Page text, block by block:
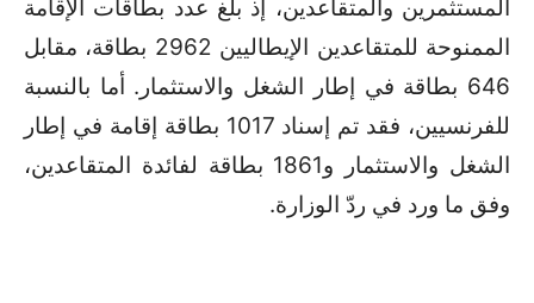
المستثمرين والمتقاعدين، إذ بلغ عدد بطاقات الإقامة
الممنوحة للمتقاعدين الإيطاليين 2962 بطاقة، مقابل
646 بطاقة في إطار الشغل والاستثمار. أما بالنسبة
للفرنسيين، فقد تم إسناد 1017 بطاقة إقامة في إطار
الشغل والاستثمار و1861 بطاقة لفائدة المتقاعدين،
وفق ما ورد في ردّ الوزارة.